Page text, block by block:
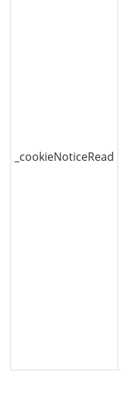
_cookieNoticeRead